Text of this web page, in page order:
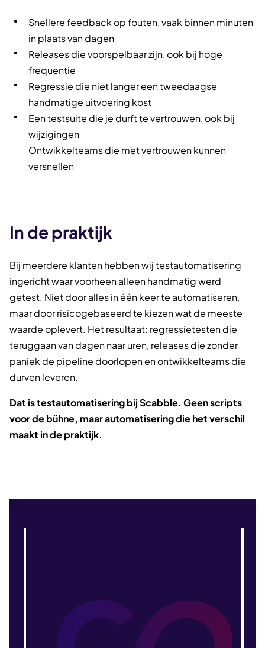
Snellere feedback op fouten, vaak binnen minuten
in plaats van dagen
Releases die voorspelbaar zijn, ook bij hoge
frequentie
Regressie die niet langer een tweedaagse
handmatige uitvoering kost
Een testsuite die je durft te vertrouwen, ook bij
wijzigingen
Ontwikkelteams die met vertrouwen kunnen
versnellen
In de praktijk
Bij meerdere klanten hebben wij testautomatisering
ingericht waar voorheen alleen handmatig werd
getest. Niet door alles in één keer te automatiseren,
maar door risicogebaseerd te kiezen wat de meeste
waarde oplevert. Het resultaat: regressietesten die
teruggaan van dagen naar uren, releases die zonder
paniek de pipeline doorlopen en ontwikkelteams die
durven leveren.
Dat is testautomatisering bij Scabble. Geen scripts
voor de bühne, maar automatisering die het verschil
maakt in de praktijk.